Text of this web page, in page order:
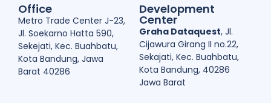
Office
Metro Trade Center J-23,
Jl. Soekarno Hatta 590,
Sekejati, Kec. Buahbatu,
Kota Bandung, Jawa
Barat 40286
Development
Center
Graha Dataquest, Jl.
Cijawura Girang II no.22,
Sekajati, Kec. Buahbatu,
Kota Bandung, 40286
Jawa Barat